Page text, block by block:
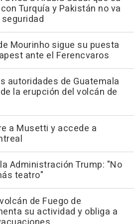
Turquía y Pakistán no va
Mourinho sigue su puesta
ante el Ferencvaros
autoridades de Guatemala
la erupción del volcán de
a Musetti y accede a
Administración Trump: "No
teatro"
de Fuego de
su actividad y obliga a